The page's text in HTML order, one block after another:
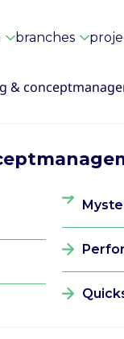
branches
&